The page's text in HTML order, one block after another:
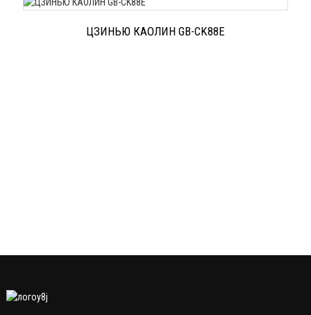
ЦЗИНЬЮ КАОЛИН GB-CK88E